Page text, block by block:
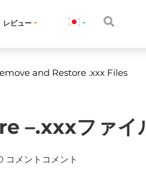
レビュー
and Restore .xxx Files
–.xxxファイ
コメントコメント